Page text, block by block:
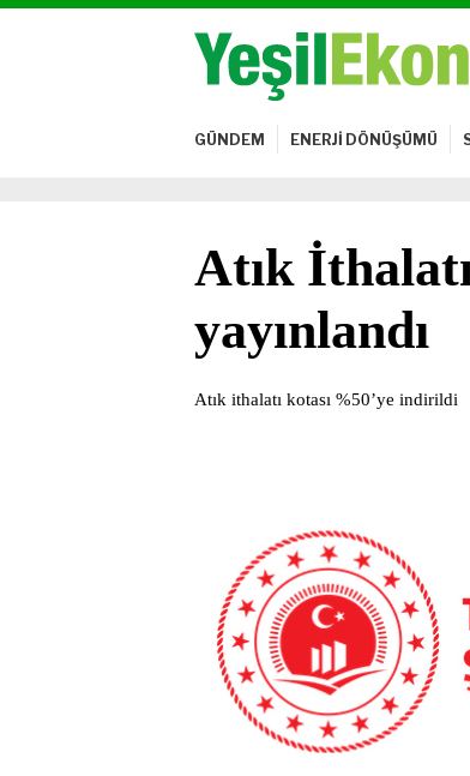
GÜNDEM ENERJİ DÖNÜŞÜMÜ
Atık
yayınlandı
Atık ithalatı kotası %50’ye indirildi